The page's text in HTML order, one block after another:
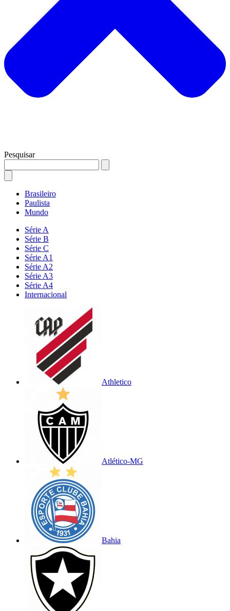
Pesquisar
Brasileiro
Paulista
Mundo
Série A
Série B
Série C
Série A1
Série A2
Série A3
Série A4
Internacional
Athletico
Atlético-MG
Bahia